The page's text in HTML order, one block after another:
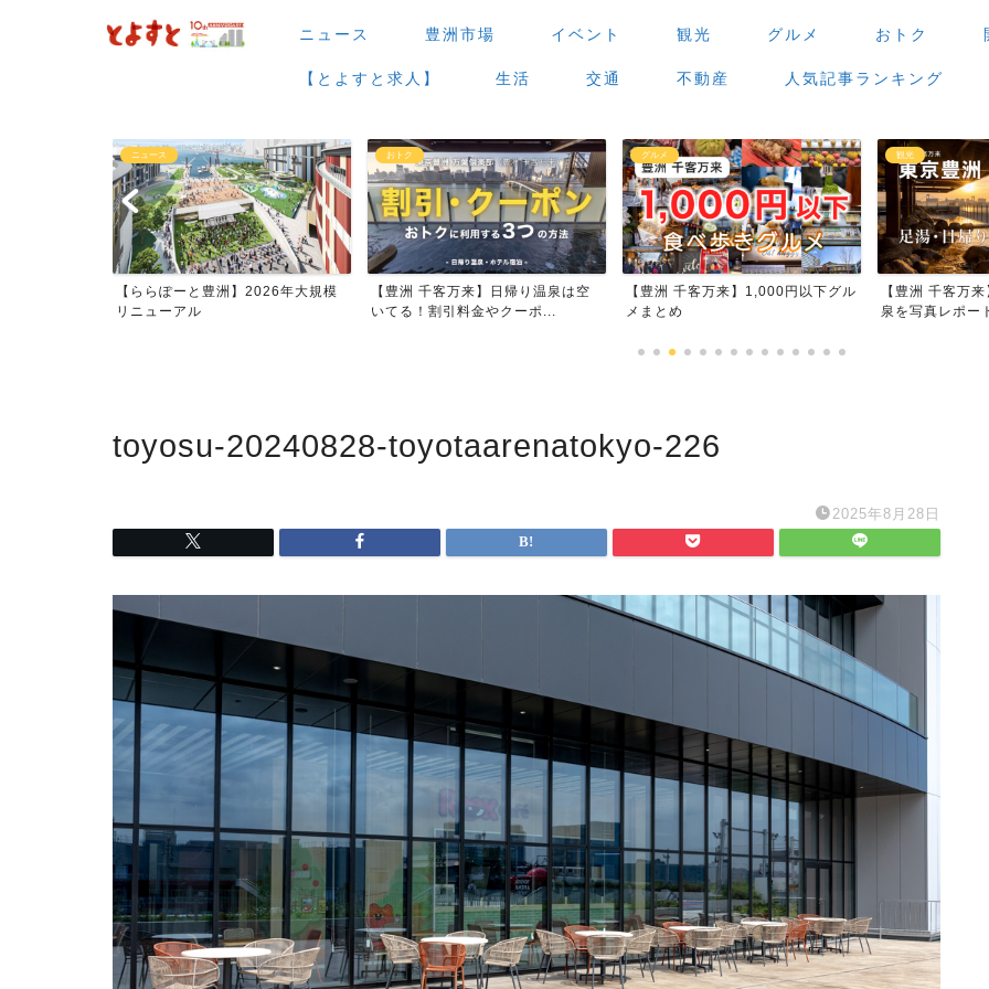
ニュース 豊洲市場 イベント 観光 グルメ おトク
【とよすと求人】 生活 交通 不動産 人気記事ランキング
おトク
【豊洲 千客万来】日帰り温泉は空
いてる！割引料金やクーポ...
グルメ
【豊洲 千客万来】1,000円以下グル
メまとめ
観光
【豊洲 千客万来】足湯・日帰り温
泉を写真レポート
グルメ
【豊洲 千客万
場」で食べ歩き
toyosu-20240828-toyotaarenatokyo-226
2025年8月28日